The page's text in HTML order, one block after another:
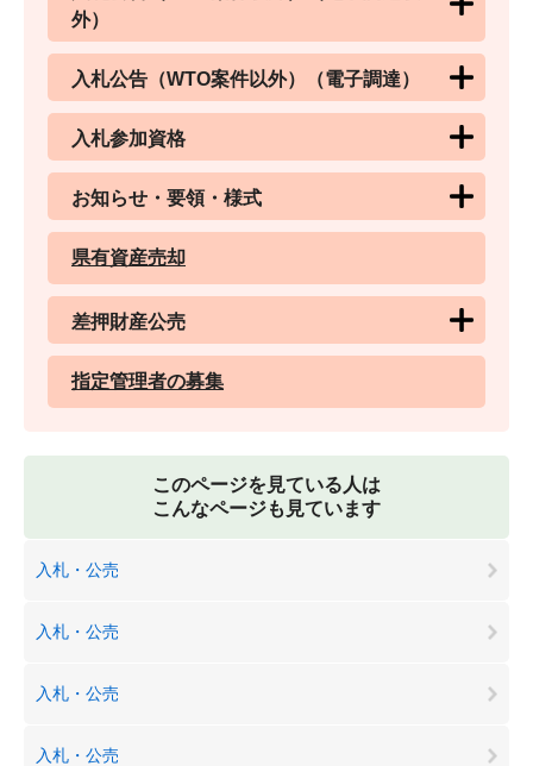
外）
入札公告（WTO案件以外）（電子調達）
入札参加資格
お知らせ・要領・様式
県有資産売却
差押財産公売
指定管理者の募集
このページを見ている人は
こんなページも見ています
入札・公売
入札・公売
入札・公売
入札・公売